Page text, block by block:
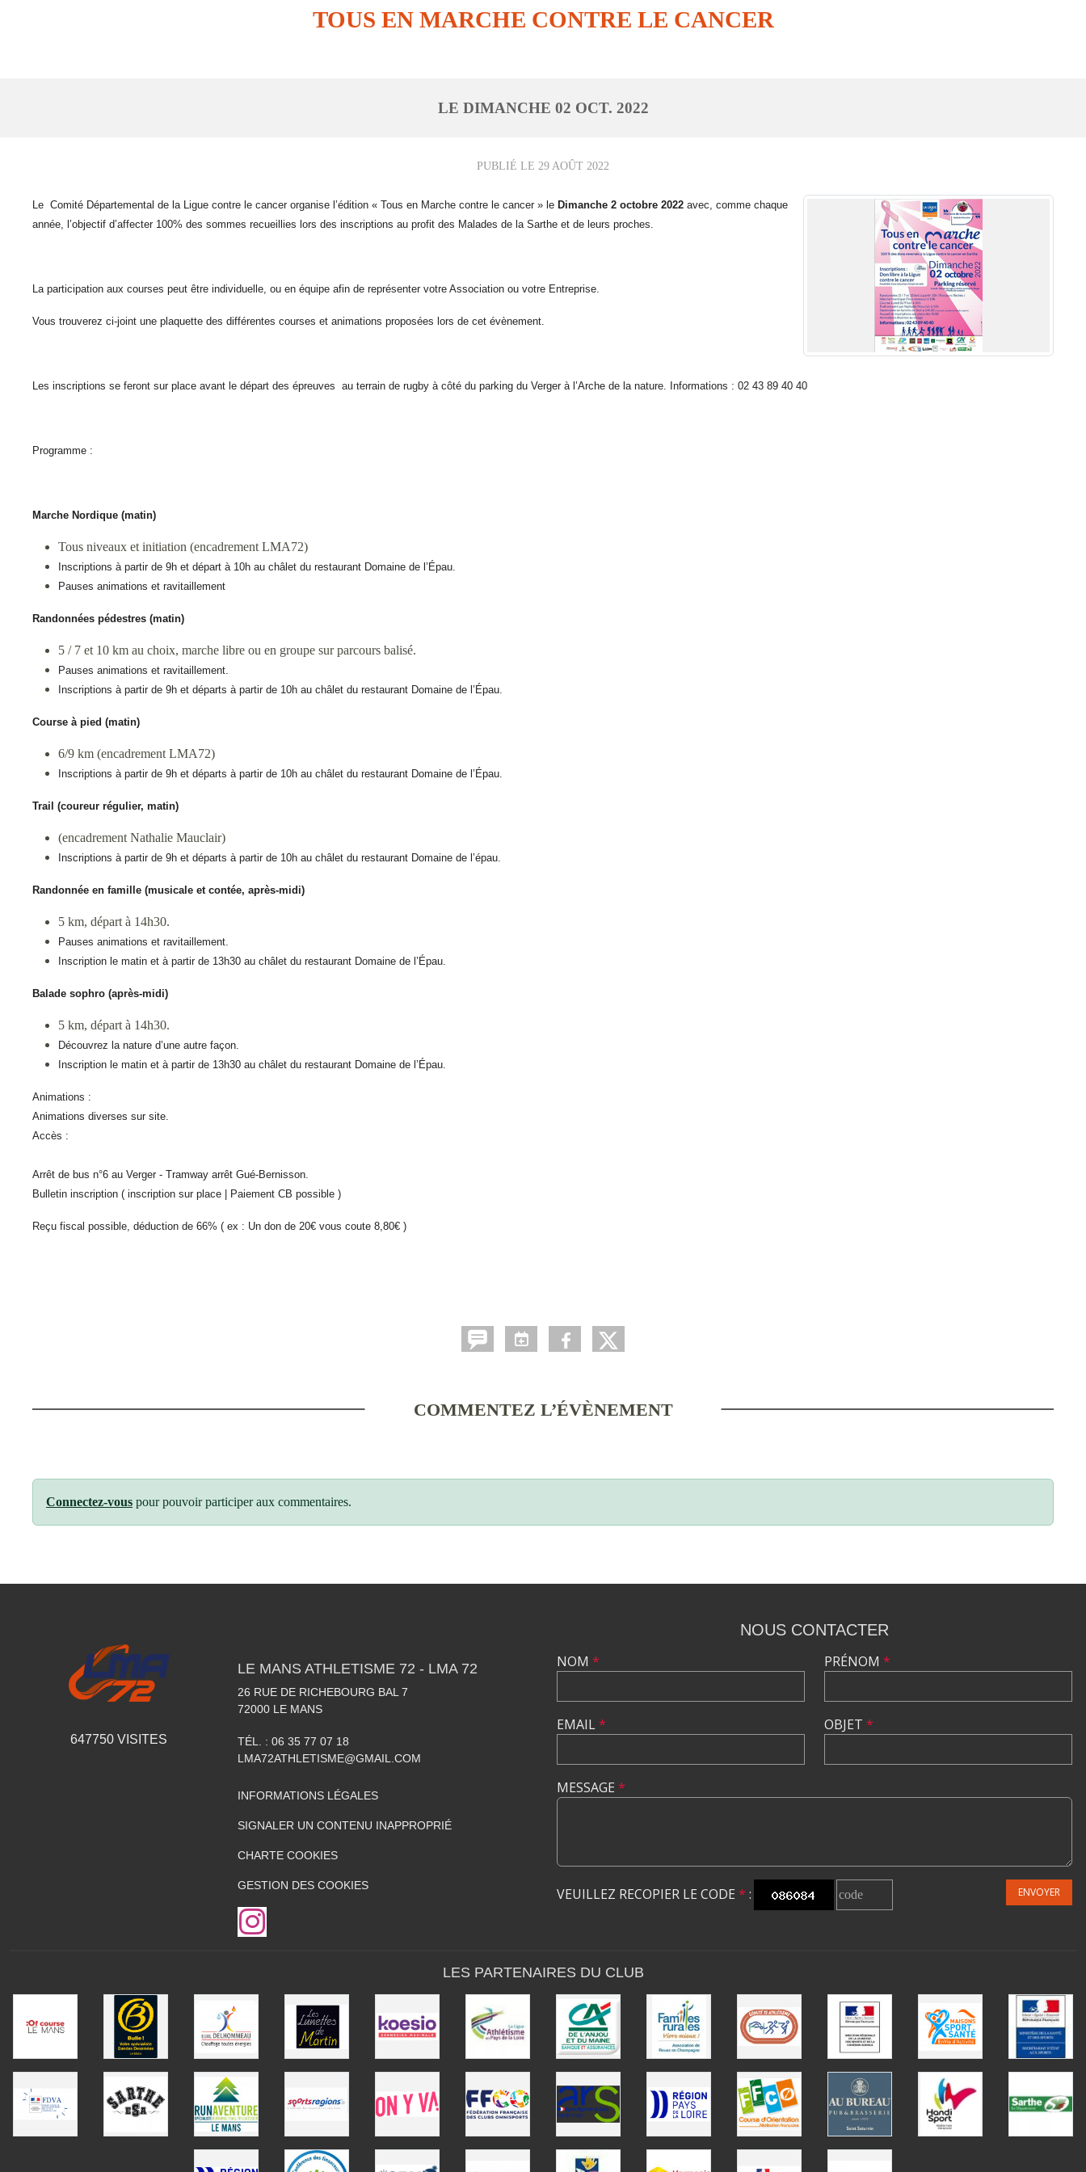
TOUS EN MARCHE CONTRE LE CANCER
LE DIMANCHE 02 OCT. 2022
PUBLIÉ LE 29 AOÛT 2022
Le Comité Départemental de la Ligue contre le cancer organise l’édition « Tous en Marche contre le cancer » le Dimanche 2 octobre 2022 avec, comme chaque
année, l’objectif d’affecter 100% des sommes recueillies lors des inscriptions au profit des Malades de la Sarthe et de leurs proches.
La participation aux courses peut être individuelle, ou en équipe afin de représenter votre Association ou votre Entreprise.
Vous trouverez ci-joint une plaquette des différentes courses et animations proposées lors de cet évènement.
Les inscriptions se feront sur place avant le départ des épreuves au terrain de rugby à côté du parking du Verger à l’Arche de la nature. Informations : 02 43 89 40 40
Programme :
Marche Nordique (matin)
Tous niveaux et initiation (encadrement LMA72)
Inscriptions à partir de 9h et départ à 10h au châlet du restaurant Domaine de l’Épau.
Pauses animations et ravitaillement
Randonnées pédestres (matin)
5 / 7 et 10 km au choix, marche libre ou en groupe sur parcours balisé.
Pauses animations et ravitaillement.
Inscriptions à partir de 9h et départs à partir de 10h au châlet du restaurant Domaine de l’Épau.
Course à pied (matin)
6/9 km (encadrement LMA72)
Inscriptions à partir de 9h et départs à partir de 10h au châlet du restaurant Domaine de l’Épau.
Trail (coureur régulier, matin)
(encadrement Nathalie Mauclair)
Inscriptions à partir de 9h et départs à partir de 10h au châlet du restaurant Domaine de l’épau.
Randonnée en famille (musicale et contée, après-midi)
5 km, départ à 14h30.
Pauses animations et ravitaillement.
Inscription le matin et à partir de 13h30 au châlet du restaurant Domaine de l’Épau.
Balade sophro (après-midi)
5 km, départ à 14h30.
Découvrez la nature d’une autre façon.
Inscription le matin et à partir de 13h30 au châlet du restaurant Domaine de l’Épau.
Animations :
Animations diverses sur site.
Accès :
Arrêt de bus n°6 au Verger - Tramway arrêt Gué-Bernisson.
Bulletin inscription ( inscription sur place | Paiement CB possible )
Reçu fiscal possible, déduction de 66% ( ex : Un don de 20€ vous coute 8,80€ )
COMMENTEZ L’ÉVÈNEMENT
Connectez-vous pour pouvoir participer aux commentaires.
647750 VISITES
LE MANS ATHLETISME 72 - LMA 72
26 RUE DE RICHEBOURG BAL 7
72000 LE MANS
TÉL. : 06 35 77 07 18
LMA72ATHLETISME@GMAIL.COM
INFORMATIONS LÉGALES
SIGNALER UN CONTENU INAPPROPRIÉ
CHARTE COOKIES
GESTION DES COOKIES
NOUS CONTACTER
NOM *
EMAIL*
PRÉNOM *
OBJET *
MESSAGE *
VEUILLEZ RECOPIER LE CODE * : ENVOYER
LES PARTENAIRES DU CLUB